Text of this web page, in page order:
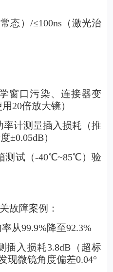
态）/≤100ns（激光治
窗口污染、连接器变
20倍放大镜）
率计测量插入损耗（推
±0.05dB）
测试（-40℃~85℃）验
故障案例：
从99.9%降至92.3%
插入损耗3.8dB（超标
现微镜角度偏差0.04°